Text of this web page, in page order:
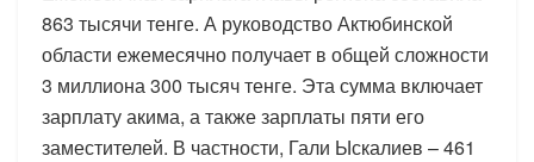
863 тысячи тенге. А руководство Актюбинской
области ежемесячно получает в общей сложности
3 миллиона 300 тысяч тенге. Эта сумма включает
зарплату акима, а также зарплаты пяти его
заместителей. В частности, Гали Ыскалиев – 461